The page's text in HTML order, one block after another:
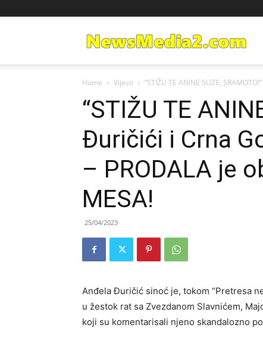
Home Vijesti “STIŽU TE ANINE SUZE,
“STIŽU TE
Đuričići i Crna
– PRODALA je
MESA!
25/04/2023
Anđela Đuričić sinoć je, tokom “Pretresa
u žestok rat sa Zvezdanom Slavnićem,
koji su komentarisali njeno skandalozno